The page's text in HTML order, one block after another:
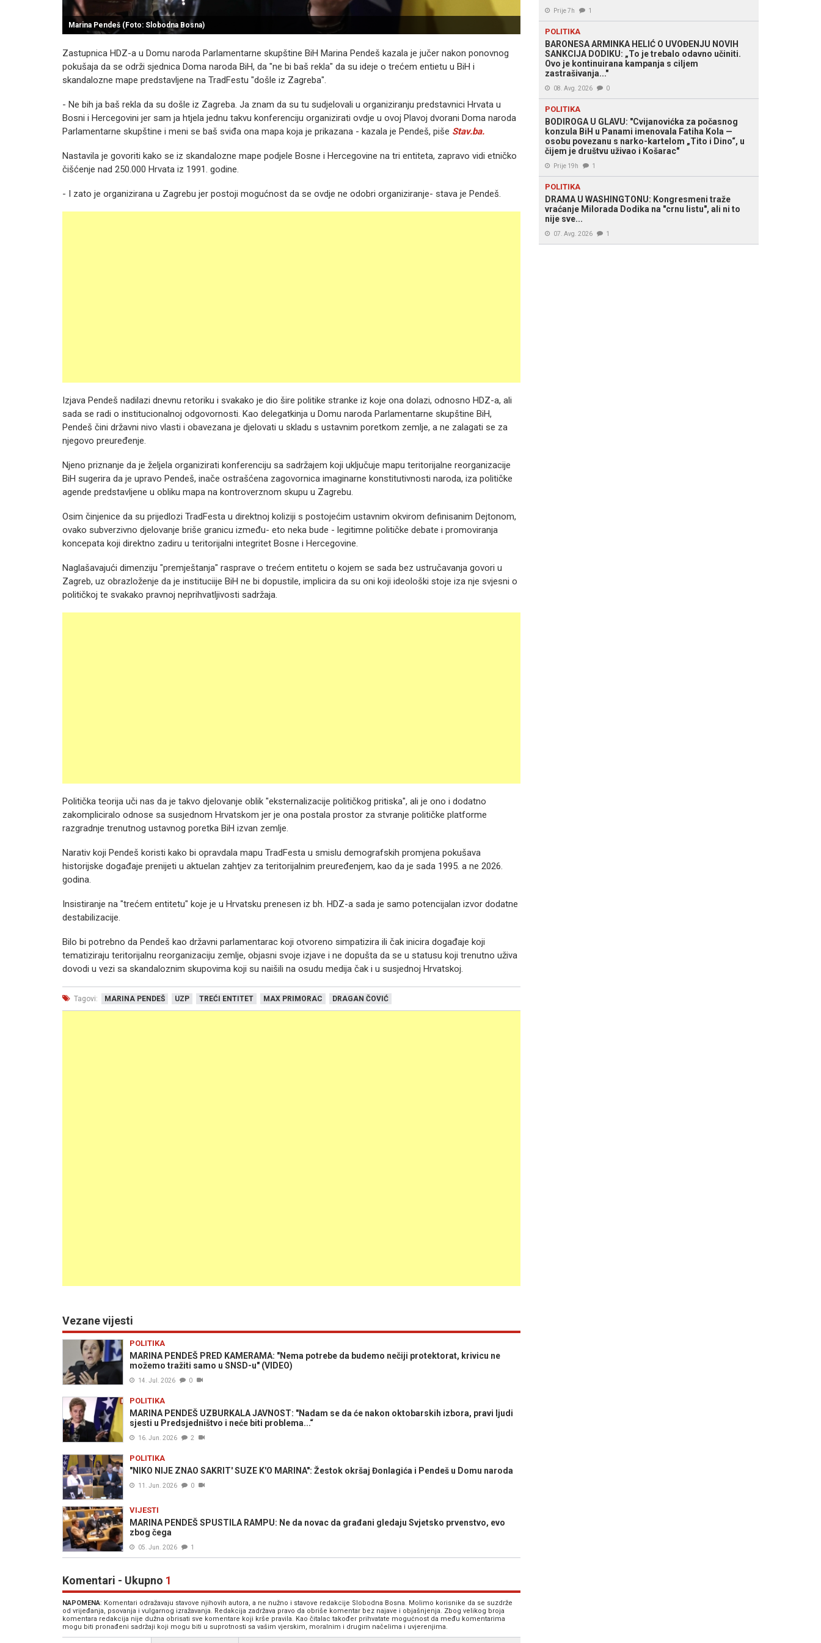
Marina Pendeš (Foto: Slobodna Bosna)
Zastupnica HDZ-a u Domu naroda Parlamentarne skupštine BiH Marina Pendeš kazala je jučer nakon ponovnog
pokušaja da se održi sjednica Doma naroda BiH, da "ne bi baš rekla" da su ideje o trećem entietu u BiH i
skandalozne mape predstavljene na TradFestu "došle iz Zagreba".
- Ne bih ja baš rekla da su došle iz Zagreba. Ja znam da su tu sudjelovali u organiziranju predstavnici Hrvata u
Bosni i Hercegovini jer sam ja htjela jednu takvu konferenciju organizirati ovdje u ovoj Plavoj dvorani Doma naroda
Parlamentarne skupštine i meni se baš sviđa ona mapa koja je prikazana - kazala je Pendeš, piše Stav.ba.
Nastavila je govoriti kako se iz skandalozne mape podjele Bosne i Hercegovine na tri entiteta, zapravo vidi etničko
čišćenje nad 250.000 Hrvata iz 1991. godine.
- I zato je organizirana u Zagrebu jer postoji mogućnost da se ovdje ne odobri organiziranje- stava je Pendeš.
Izjava Pendeš nadilazi dnevnu retoriku i svakako je dio šire politike stranke iz koje ona dolazi, odnosno HDZ-a, ali
sada se radi o institucionalnoj odgovornosti. Kao delegatkinja u Domu naroda Parlamentarne skupštine BiH,
Pendeš čini državni nivo vlasti i obavezana je djelovati u skladu s ustavnim poretkom zemlje, a ne zalagati se za
njegovo preuređenje.
Njeno priznanje da je željela organizirati konferenciju sa sadržajem koji uključuje mapu teritorijalne reorganizacije
BiH sugerira da je upravo Pendeš, inače ostrašćena zagovornica imaginarne konstitutivnosti naroda, iza političke
agende predstavljene u obliku mapa na kontroverznom skupu u Zagrebu.
Osim činjenice da su prijedlozi TradFesta u direktnoj koliziji s postojećim ustavnim okvirom definisanim Dejtonom,
ovako subverzivno djelovanje briše granicu između- eto neka bude - legitimne političke debate i promoviranja
koncepata koji direktno zadiru u teritorijalni integritet Bosne i Hercegovine.
Naglašavajući dimenziju "premještanja" rasprave o trećem entitetu o kojem se sada bez ustručavanja govori u
Zagreb, uz obrazloženje da je instituciije BiH ne bi dopustile, implicira da su oni koji ideološki stoje iza nje svjesni o
političkoj te svakako pravnoj neprihvatljivosti sadržaja.
Politička teorija uči nas da je takvo djelovanje oblik "eksternalizacije političkog pritiska", ali je ono i dodatno
zakompliciralo odnose sa susjednom Hrvatskom jer je ona postala prostor za stvranje političke platforme
razgradnje trenutnog ustavnog poretka BiH izvan zemlje.
Narativ koji Pendeš koristi kako bi opravdala mapu TradFesta u smislu demografskih promjena pokušava
historijske događaje prenijeti u aktuelan zahtjev za teritorijalnim preuređenjem, kao da je sada 1995. a ne 2026.
godina.
Insistiranje na "trećem entitetu" koje je u Hrvatsku prenesen iz bh. HDZ-a sada je samo potencijalan izvor dodatne
destabilizacije.
Bilo bi potrebno da Pendeš kao državni parlamentarac koji otvoreno simpatizira ili čak inicira događaje koji
tematiziraju teritorijalnu reorganizaciju zemlje, objasni svoje izjave i ne dopušta da se u statusu koji trenutno uživa
dovodi u vezi sa skandaloznim skupovima koji su naišili na osudu medija čak i u susjednoj Hrvatskoj.
Tagovi: MARINA PENDEŠ UZP TREĆI ENTITET MAX PRIMORAC DRAGAN ČOVIĆ
Vezane vijesti
POLITIKA
MARINA PENDEŠ PRED KAMERAMA: "Nema potrebe da budemo nečiji protektorat, krivicu ne
možemo tražiti samo u SNSD-u" (VIDEO)
14. Jul. 2026 0
POLITIKA
MARINA PENDEŠ UZBURKALA JAVNOST: "Nadam se da će nakon oktobarskih izbora, pravi ljudi
sjesti u Predsjedništvo i neće biti problema...“
16. Jun. 2026 2
POLITIKA
"NIKO NIJE ZNAO SAKRIT' SUZE K'O MARINA": Žestok okršaj Đonlagića i Pendeš u Domu naroda
11. Jun. 2026 0
VIJESTI
MARINA PENDEŠ SPUSTILA RAMPU: Ne da novac da građani gledaju Svjetsko prvenstvo, evo
zbog čega
05. Jun. 2026 1
Komentari - Ukupno 1
NAPOMENA: Komentari odražavaju stavove njihovih autora, a ne nužno i stavove redakcije Slobodna Bosna. Molimo korisnike da se suzdrže
od vrijeđanja, psovanja i vulgarnog izražavanja. Redakcija zadržava pravo da obriše komentar bez najave i objašnjenja. Zbog velikog broja
komentara redakcija nije dužna obrisati sve komentare koji krše pravila. Kao čitalac također prihvatate mogućnost da među komentarima
mogu biti pronađeni sadržaji koji mogu biti u suprotnosti sa vašim vjerskim, moralnim i drugim načelima i uvjerenjima.
Prije 7h 1
POLITIKA
BARONESA ARMINKA HELIĆ O UVOĐENJU NOVIH
SANKCIJA DODIKU: „To je trebalo odavno učiniti.
Ovo je kontinuirana kampanja s ciljem
zastrašivanja..."
08. Avg. 2026 0
POLITIKA
BODIROGA U GLAVU: "Cvijanovićka za počasnog
konzula BiH u Panami imenovala Fatiha Kola —
osobu povezanu s narko-kartelom „Tito i Dino“, u
čijem je društvu uživao i Košarac"
Prije 19h 1
POLITIKA
DRAMA U WASHINGTONU: Kongresmeni traže
vraćanje Milorada Dodika na "crnu listu", ali ni to
nije sve...
07. Avg. 2026 1